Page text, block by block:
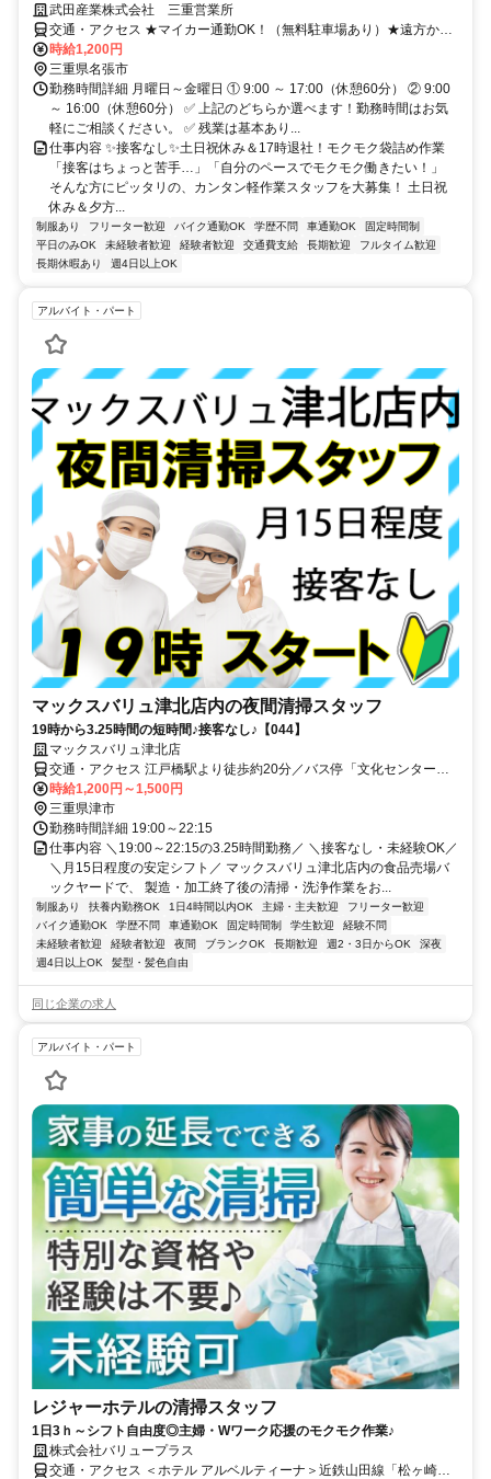
武田産業株式会社 三重営業所
交通・アクセス ★マイカー通勤OK！（無料駐車場あり）★遠方から
の通勤者も多数！
時給1,200円
三重県名張市
勤務時間詳細 月曜日～金曜日 ① 9:00 ～ 17:00（休憩60分） ② 9:00
～ 16:00（休憩60分） ✅ 上記のどちらか選べます！勤務時間はお気
軽にご相談ください。 ✅ 残業は基本あり...
仕事内容 ✨接客なし✨土日祝休み＆17時退社！モクモク袋詰め作業
「接客はちょっと苦手…」「自分のペースでモクモク働きたい！」
そんな方にピッタリの、カンタン軽作業スタッフを大募集！ 土日祝
休み＆夕方...
制服あり フリーター歓迎 バイク通勤OK 学歴不問 車通勤OK
固定時間制
平日のみOK
未経験者歓迎 経験者歓迎 交通費支給 長期歓迎
フルタイム歓迎
長期休暇あり
週4日以上OK
アルバイト・パート
マックスバリュ津北店内の夜間清掃スタッフ
19時から3.25時間の短時間♪接客なし♪【044】
マックスバリュ津北店
交通・アクセス 江戸橋駅より徒歩約20分／バス停「文化センター
北」より徒歩3分／総合文化センター北側
時給1,200円～1,500円
三重県津市
勤務時間詳細 19:00～22:15
仕事内容 ＼19:00～22:15の3.25時間勤務／ ＼接客なし・未経験OK／
＼月15日程度の安定シフト／ マックスバリュ津北店内の食品売場バ
ックヤードで、 製造・加工終了後の清掃・洗浄作業をお...
制服あり 扶養内勤務OK 1日4時間以内OK 主婦・主夫歓迎
フリーター歓迎
バイク通勤OK
学歴不問 車通勤OK 固定時間制 学生歓迎
経験不問
未経験者歓迎
経験者歓迎 夜間 ブランクOK 長期歓迎 週2・3日からOK
深夜
週4日以上OK
髪型・髪色自由
同じ企業の求人
アルバイト・パート
レジャーホテルの清掃スタッフ
1日3ｈ～シフト自由度◎主婦・Wワーク応援のモクモク作業♪
株式会社バリュープラス
交通・アクセス ＜ホテル アルベルティーナ＞近鉄山田線「松ヶ崎」